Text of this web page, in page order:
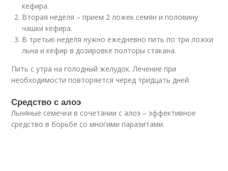
кефира.
Вторая неделя – прием 2 ложек семян и половину
чашки кефира.
В третью неделя нужно ежедневно пить по три ложки
льна и кефир в дозировке полторы стакана.
Пить с утра на голодный желудок. Лечение при
необходимости повторяется черед тридцать дней.
Средство с алоэ
Льняные семечки в сочетании с алоэ – эффективное
средство в борьбе со многими паразитами.